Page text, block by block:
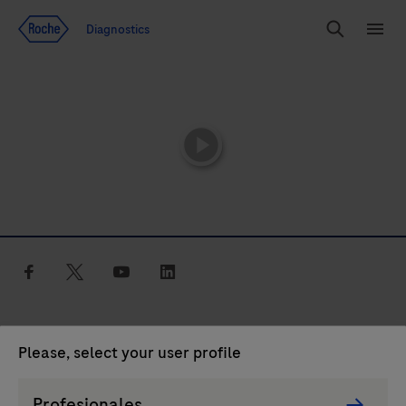
Diagnostics
Buscar
facebook twitter youtube
Please, select your user profile